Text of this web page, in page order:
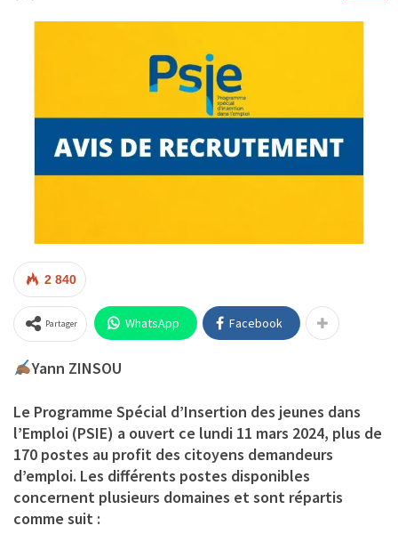
2 840
Partager WhatsApp Facebook
Yann ZINSOU
Le Programme Spécial d’Insertion des jeunes dans
l’Emploi (PSIE) a ouvert ce lundi 11 mars 2024, plus de
170 postes au profit des citoyens demandeurs
d’emploi. Les différents postes disponibles
concernent plusieurs domaines et sont répartis
comme suit :